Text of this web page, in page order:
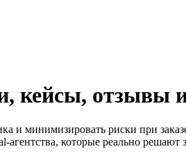
кейсы, отзывы
и минимизировать риски при
которые реально